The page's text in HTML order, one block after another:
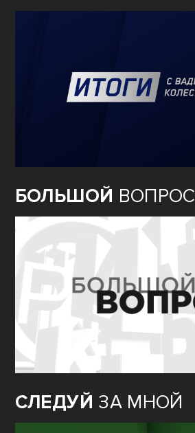
БОЛЬШОЙ ВОПРОС
СЛЕДУЙ ЗА МНОЙ